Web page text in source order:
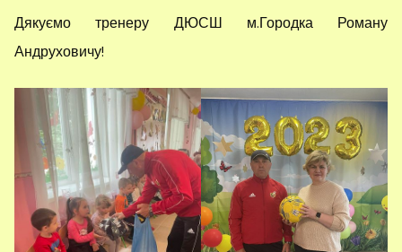
Дякуємо тренеру ДЮСШ м.Городка Роману
Андруховичу!